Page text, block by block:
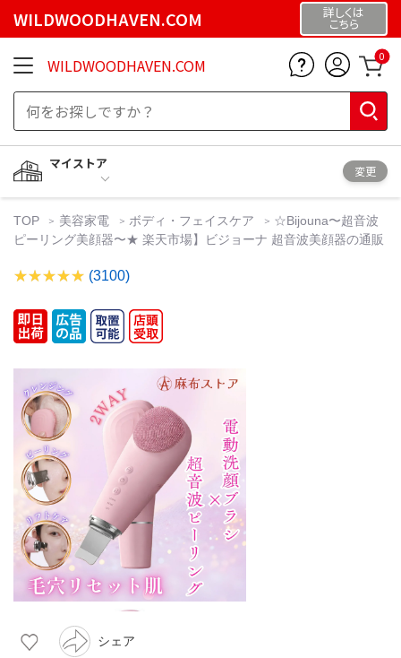
WILDWOODHAVEN.COM 詳しくは
こちら
WILDWOODHAVEN.COM 0
マイストア
変更
TOP 美容家電 ボディ・フェイスケア
☆Bijouna〜超音波
ピーリング美顔器〜★ 楽天市場】ビジョーナ 超音波美顔器の通販
(3100)
シェア